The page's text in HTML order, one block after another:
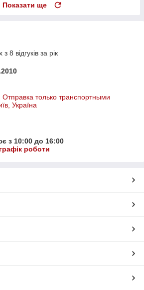
Показати ще
8 відгуків за рік
только транспортными
Україна
з 10:00 до 16:00
роботи